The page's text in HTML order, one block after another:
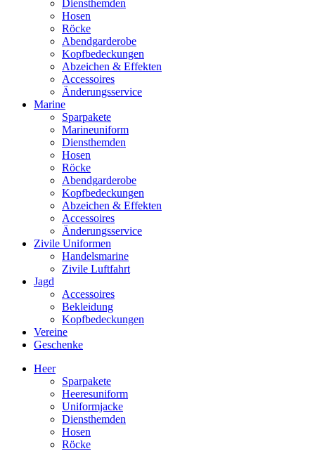
Diensthemden
Hosen
Röcke
Abendgarderobe
Kopfbedeckungen
Abzeichen & Effekten
Accessoires
Änderungsservice
Marine
Sparpakete
Marineuniform
Diensthemden
Hosen
Röcke
Abendgarderobe
Kopfbedeckungen
Abzeichen & Effekten
Accessoires
Änderungsservice
Zivile Uniformen
Handelsmarine
Zivile Luftfahrt
Jagd
Accessoires
Bekleidung
Kopfbedeckungen
Vereine
Geschenke
Heer
Sparpakete
Heeresuniform
Uniformjacke
Diensthemden
Hosen
Röcke